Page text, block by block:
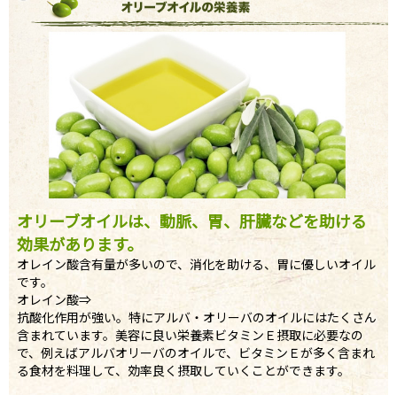
オリーブオイルは、動脈、胃、肝臓などを助ける
効果があります。
オレイン酸含有量が多いので、消化を助ける、胃に優しいオイル
です。
オレイン酸⇒
抗酸化作用が強い。特にアルバ・オリーバのオイルにはたくさん
含まれています。美容に良い栄養素ビタミンＥ摂取に必要なの
で、例えばアルバオリーバのオイルで、ビタミンＥが多く含まれ
る食材を料理して、効率良く摂取していくことができます。